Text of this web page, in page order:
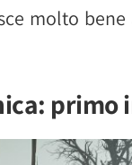
molto
primo